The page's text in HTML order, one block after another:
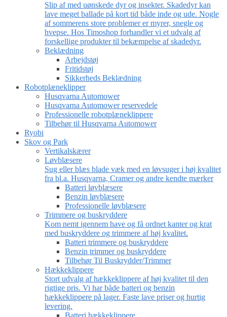
Slip af med uønskede dyr og insekter. Skadedyr kan
lave meget ballade på kort tid både inde og ude. Nogle
af sommerens store problemer er myrer, snegle og
hvepse. Hos Timoshop forhandler vi et udvalg af
forskellige produkter til bekæmpelse af skadedyr.
Beklædning
Arbejdstøj
Fritidstøj
Sikkerheds Beklædning
Robotplæneklipper
Husqvarna Automower
Husqvarna Automower reservedele
Professionelle robotplæneklippere
Tilbehør til Husqvarna Automower
Ryobi
Skov og Park
Vertikalskærer
Løvblæsere
Sug eller blæs blade væk med en løvsuger i høj kvalitet
fra bl.a. Husqvarna, Cramer og andre kendte mærker
Batteri løvblæsere
Benzin løvblæsere
Professionelle løvblæsere
Trimmere og buskryddere
Kom nemt igennem have og få ordnet kanter og krat
med buskryddere og trimmere af høj kvalitet.
Batteri trimmere og buskryddere
Benzin trimmer og buskryddere
Tilbehør Til Buskrydder/Trimmer
Hækkeklippere
Stort udvalg af hækkeklippere af høj kvalitet til den
rigtige pris. Vi har både batteri og benzin
hækkeklippere på lager. Faste lave priser og hurtig
levering.